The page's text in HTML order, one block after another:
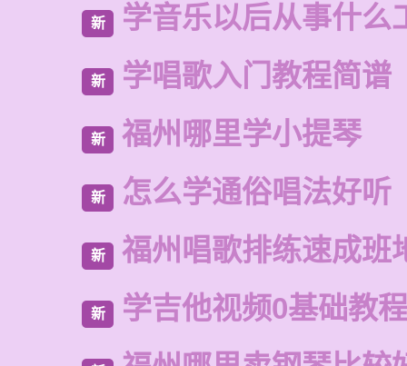
新 学音乐以后从事什么
新 学唱歌入门教程简谱
新 福州哪里学小提琴
新 怎么学通俗唱法好听
新 福州唱歌排练速成班
新 学吉他视频0基础教